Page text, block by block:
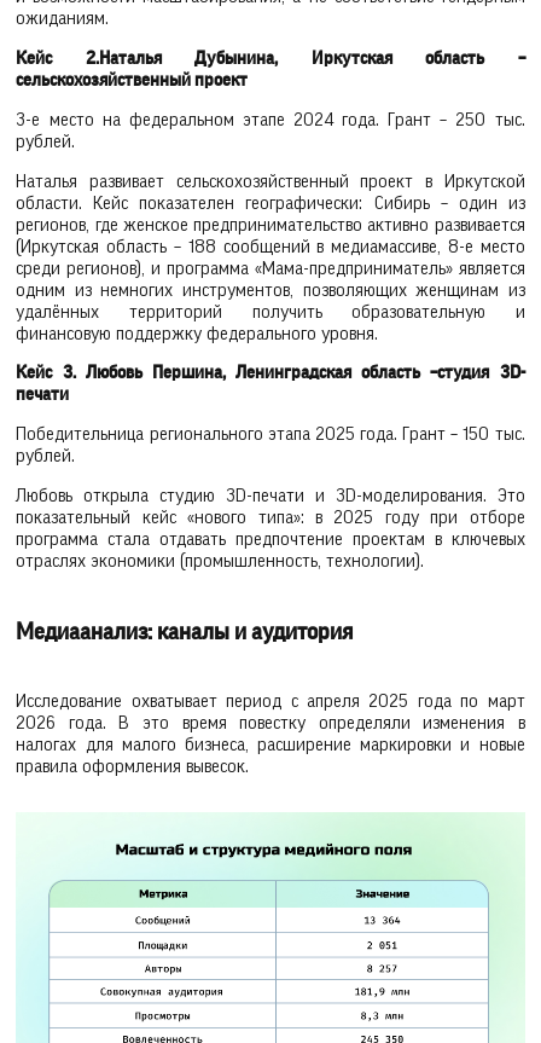
ожиданиям.
Кейс 2.Наталья Дубынина, Иркутская область –
сельскохозяйственный проект
3-е место на федеральном этапе 2024 года. Грант – 250 тыс.
рублей.
Наталья развивает сельскохозяйственный проект в Иркутской
области. Кейс показателен географически: Сибирь – один из
регионов, где женское предпринимательство активно развивается
(Иркутская область – 188 сообщений в медиамассиве, 8-е место
среди регионов), и программа «Мама-предприниматель» является
одним из немногих инструментов, позволяющих женщинам из
удалённых территорий получить образовательную и
финансовую поддержку федерального уровня.
Кейс 3. Любовь Першина, Ленинградская область –студия 3D-
печати
Победительница регионального этапа 2025 года. Грант – 150 тыс.
рублей.
Любовь открыла студию 3D-печати и 3D-моделирования. Это
показательный кейс «нового типа»: в 2025 году при отборе
программа стала отдавать предпочтение проектам в ключевых
отраслях экономики (промышленность, технологии).
Медиаанализ: каналы и аудитория
Исследование охватывает период с апреля 2025 года по март
2026 года. В это время повестку определяли изменения в
налогах для малого бизнеса, расширение маркировки и новые
правила оформления вывесок.